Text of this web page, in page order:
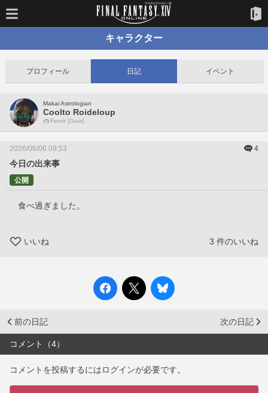
キャラクター
プロフィール 日記 イベント
Makai Astrologian
Coolto Roideloup
Fenrir [Gaia]
2026/06/06 09:53 4
今日の出来事
公開
食べ過ぎました。
いいね 3 件のいいね
前の日記 次の日記
コメント（4）
コメントを投稿するにはログインが必要です。